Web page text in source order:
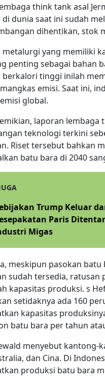
think tank asal
dunia saat ini sudah
dihentikan, stok
metalurgi yang memiliki
penting sebagai bahan
berkalori tinggi inilah
emisi. Saat ini,
global.
laporan
teknologi terkini
Riset tersebut bahkan
batu bara di 2040
Trump Keluar
Paris
Migas
meskipun pasokan
sudah tersedia, ratusan
kapasitas produksi. s
setidaknya ada 160
kapasitas
batu bara per tahun
menyebut
dan Cina. Di
produksi batu bara